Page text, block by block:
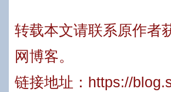
转载本文请联系原作者
网博客。
链接地址： https://